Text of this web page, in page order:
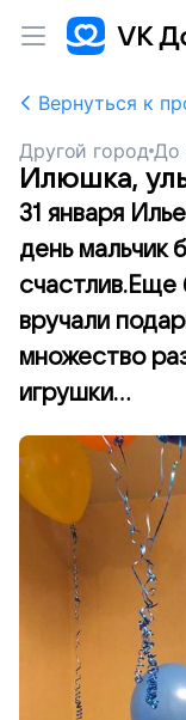
Вернуться к
Другой город До
Илюшка,
31 января
день мальчик
счастлив.Еще
вручали
множество
игрушки...